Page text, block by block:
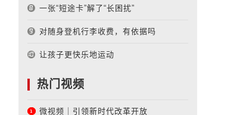
一张“短途卡”解了“长困扰”
对随身登机行李收费，有依据吗
让孩子更快乐地运动
热门视频
微视频｜引领新时代改革开放